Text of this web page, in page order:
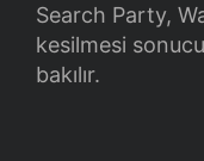
Search Party,
kesilmesi
bakılır.